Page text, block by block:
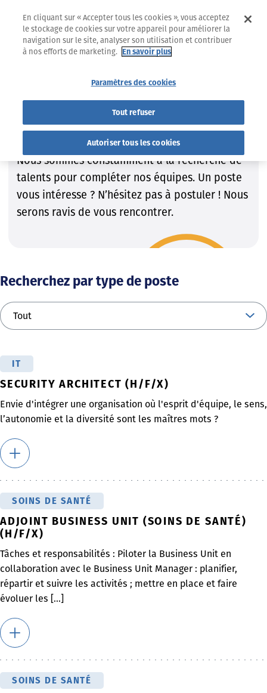
Trouvez le job qui VOUS convient !
Trouvez le job qui VOUS
convient !
Nous sommes constamment à la recherche de
talents pour compléter nos équipes. Un poste
vous intéresse ? N’hésitez pas à postuler ! Nous
serons ravis de vous rencontrer.
Recherchez par type de poste
IT
SECURITY ARCHITECT (H/F/X)
Envie d'intégrer une organisation où l'esprit d'équipe, le sens,
l’autonomie et la diversité sont les maîtres mots ?
SOINS DE SANTÉ
ADJOINT BUSINESS UNIT (SOINS DE SANTÉ)
(H/F/X)
Tâches et responsabilités : Piloter la Business Unit en
collaboration avec le Business Unit Manager : planifier,
répartir et suivre les activités ; mettre en place et faire
évoluer les [...]
SOINS DE SANTÉ
En cliquant sur « Accepter tous les cookies », vous acceptez
le stockage de cookies sur votre appareil pour améliorer la
navigation sur le site, analyser son utilisation et contribuer
à nos efforts de marketing. En savoir plus
Paramètres des cookies
Tout refuser
Autoriser tous les cookies